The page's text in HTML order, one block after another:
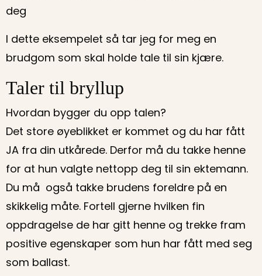
deg
I dette eksempelet så tar jeg for meg en
brudgom som skal holde tale til sin kjære.
Taler til bryllup
Hvordan bygger du opp talen?
Det store øyeblikket er kommet og du har fått
JA fra din utkårede. Derfor må du takke henne
for at hun valgte nettopp deg til sin ektemann.
Du må også takke brudens foreldre på en
skikkelig måte. Fortell gjerne hvilken fin
oppdragelse de har gitt henne og trekke fram
positive egenskaper som hun har fått med seg
som ballast.